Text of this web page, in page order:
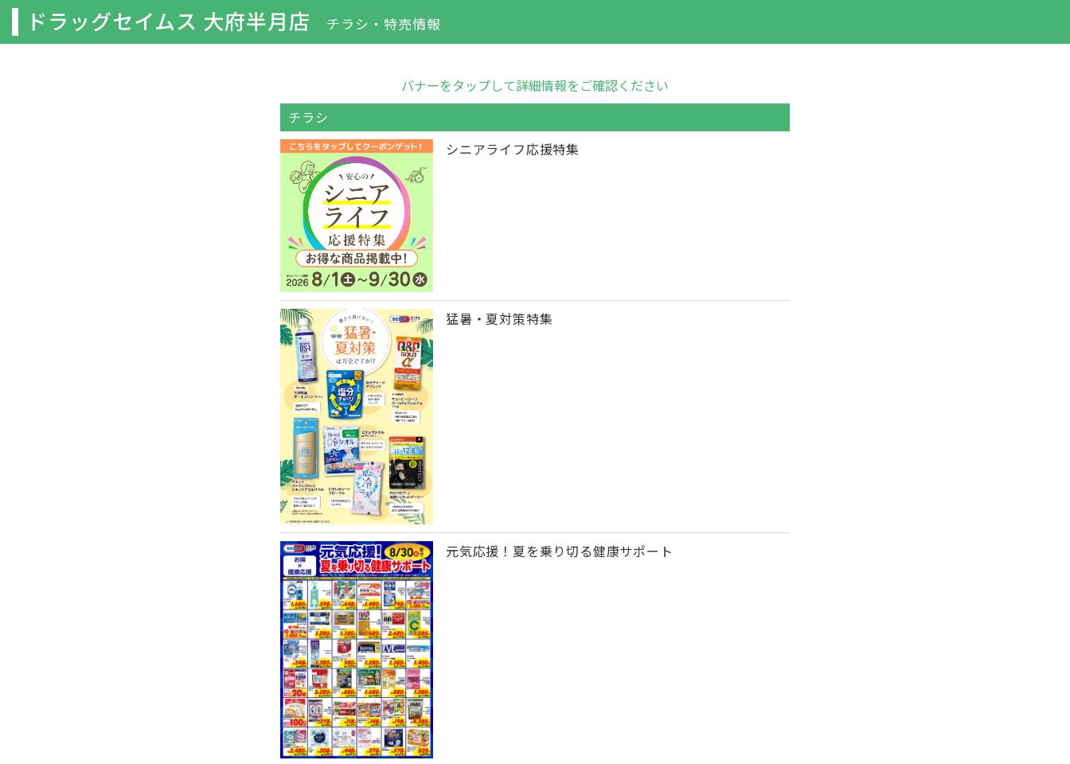
ドラッグセイムス 大府半月店 チラシ・特売情報
バナーをタップして詳細情報をご確認ください
チラシ
シニアライフ応援特集
猛暑・夏対策特集
元気応援！夏を乗り切る健康サポート